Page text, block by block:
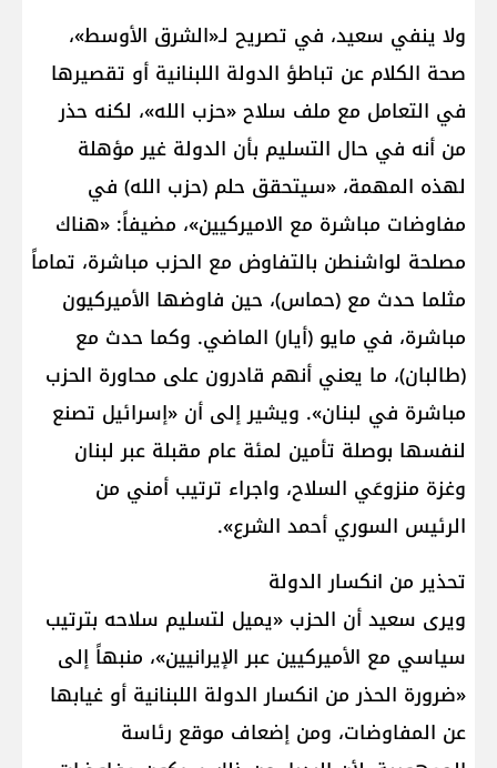
ولا ينفي سعيد، في تصريح لـ«الشرق الأوسط»،
صحة الكلام عن تباطؤ الدولة اللبنانية أو تقصيرها
في التعامل مع ملف سلاح «حزب الله»، لكنه حذر
من أنه في حال التسليم بأن الدولة غير مؤهلة
لهذه المهمة، «سيتحقق حلم (حزب الله) في
مفاوضات مباشرة مع الاميركيين»، مضيفاً: «هناك
مصلحة لواشنطن بالتفاوض مع الحزب مباشرة، تماماً
مثلما حدث مع (حماس)، حين فاوضها الأميركيون
مباشرة، في مايو (أيار) الماضي. وكما حدث مع
(طالبان)، ما يعني أنهم قادرون على محاورة الحزب
مباشرة في لبنان». ويشير إلى أن «إسرائيل تصنع
لنفسها بوصلة تأمين لمئة عام مقبلة عبر لبنان
وغزة منزوعَي السلاح، واجراء ترتيب أمني من
الرئيس السوري أحمد الشرع».
تحذير من انكسار الدولة
ويرى سعيد أن الحزب «يميل لتسليم سلاحه بترتيب
سياسي مع الأميركيين عبر الإيرانيين»، منبهاً إلى
«ضرورة الحذر من انكسار الدولة اللبنانية أو غيابها
عن المفاوضات، ومن إضعاف موقع رئاسة